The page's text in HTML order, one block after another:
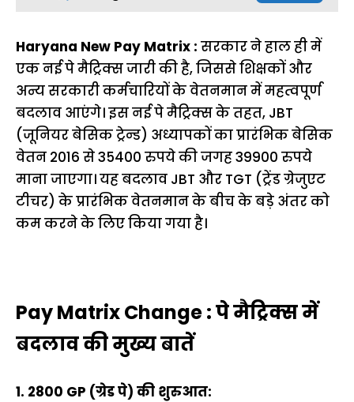
Haryana New Pay Matrix : सरकार ने हाल ही में
एक नई पे मैट्रिक्स जारी की है, जिससे शिक्षकों और
अन्य सरकारी कर्मचारियों के वेतनमान में महत्वपूर्ण
बदलाव आएंगे। इस नई पे मैट्रिक्स के तहत, JBT
(जूनियर बेसिक ट्रेन्ड) अध्यापकों का प्रारंभिक बेसिक
वेतन 2016 से 35400 रुपये की जगह 39900 रुपये
माना जाएगा। यह बदलाव JBT और TGT (ट्रेंड ग्रेजुएट
टीचर) के प्रारंभिक वेतनमान के बीच के बड़े अंतर को
कम करने के लिए किया गया है।
Pay Matrix Change : पे मैट्रिक्स में
बदलाव की मुख्य बातें
1. 2800 GP (ग्रेड पे) की शुरुआत: